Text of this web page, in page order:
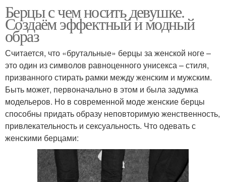
Берцы с чем носить девушке.
Создаём эффектный и модный
образ
Считается, что «брутальные» берцы за женской ноге –
это один из символов равноценного унисекса – стиля,
призванного стирать рамки между женским и мужским.
Быть может, первоначально в этом и была задумка
модельеров. Но в современной моде женские берцы
способны придать образу неповторимую женственность,
привлекательность и сексуальность. Что одевать с
женскими берцами: